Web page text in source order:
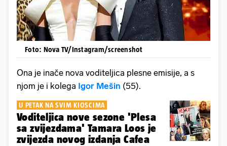
Foto: Nova TV/Instagram/screenshot
Ona je inače nova voditeljica plesne emisije, a s
njom je i kolega Igor Mešin (55).
U PETAK NA SVIM KIOSCIMA
Voditeljica nove sezone 'Plesa
sa zvijezdama' Tamara Loos je
zvijezda novog izdanja Cafea